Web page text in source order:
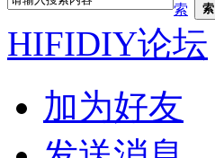
索
索
HIFIDIY论坛
加为好友